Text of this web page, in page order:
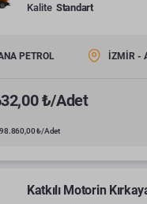
Kalite Standart
PETROL İZMİR -
₺/Adet
₺/Adet
Katkılı Motorin